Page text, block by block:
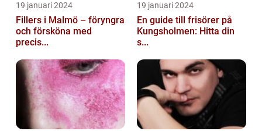
19 januari 2024
Fillers i Malmö – föryngra
och försköna med
precis...
19 januari 2024
En guide till frisörer på
Kungsholmen: Hitta din
s...